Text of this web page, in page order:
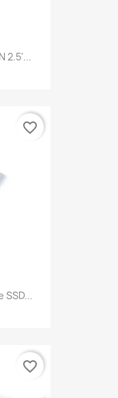
2.5'...
SSD...
favorite_border
favorite_border